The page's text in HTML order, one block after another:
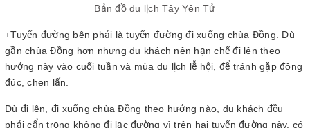
Bản đồ du lịch Tây Yên Tử
+Tuyến đường bên phải là tuyến đường đi xuống chùa Đồng. Dù
gần chùa Đồng hơn nhưng du khách nên hạn chế đi lên theo
hướng này vào cuối tuần và mùa du lịch lễ hội, để tránh gặp đông
đúc, chen lấn.
Dù đi lên, đi xuống chùa Đồng theo hướng nào, du khách đều
phải cẩn trọng không đi lạc đường vì trên hai tuyến đường này, có